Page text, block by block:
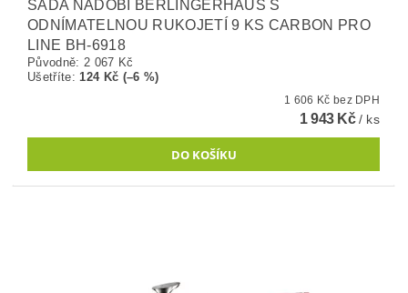
SADA NÁDOBÍ BERLINGERHAUS S
ODNÍMATELNOU RUKOJETÍ 9 KS CARBON PRO
LINE BH-6918
Původně: 2 067 Kč
Ušetříte:124 Kč (–6 %)
1 606 Kč bez DPH
1 943 Kč/ ks